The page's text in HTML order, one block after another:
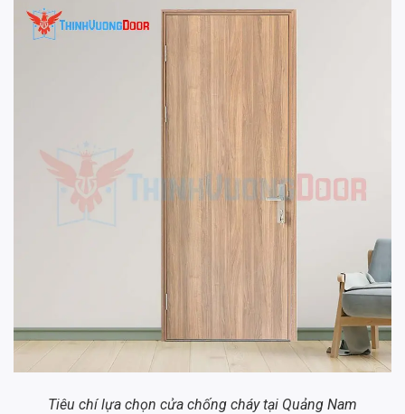
Tiêu chí lựa chọn cửa chống cháy tại Quảng Nam